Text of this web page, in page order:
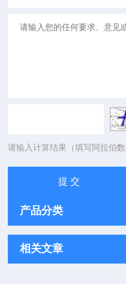
请输入计算结果（填写阿拉伯
产品分类
相关文章